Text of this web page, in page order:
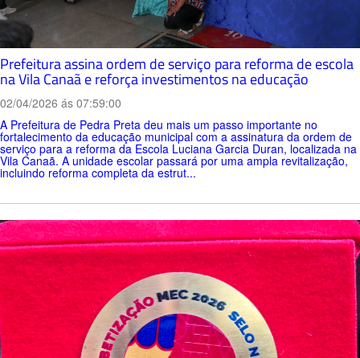
Prefeitura assina ordem de serviço para reforma de escola
na Vila Canaã e reforça investimentos na educação
02/04/2026 ás 07:59:00
A Prefeitura de Pedra Preta deu mais um passo importante no
fortalecimento da educação municipal com a assinatura da ordem de
serviço para a reforma da Escola Luciana Garcia Duran, localizada na
Vila Canaã. A unidade escolar passará por uma ampla revitalização,
incluindo reforma completa da estrut...